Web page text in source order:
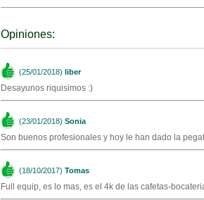
Opiniones:
(25/01/2018) liber
Desayunos riquisimos :)
(23/01/2018) Sonia
Son buenos profesionales y hoy le han dado la
(18/10/2017) Tomas
Full equip, es lo mas, es el 4k de las cafetas-